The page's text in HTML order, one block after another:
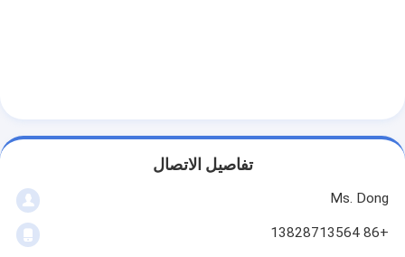
تفاصيل الاتصال
Ms. Dong
+86 13828713564